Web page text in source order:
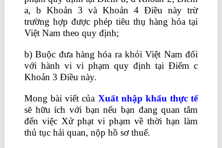
a, b Khoản 3 và Khoản 4 Điều này trừ
trường hợp được phép tiêu thụ hàng hóa tại
Việt Nam theo quy định;
b) Buộc đưa hàng hóa ra khỏi Việt Nam đối
với hành vi vi phạm quy định tại Điểm c
Khoản 3 Điều này.
Mong bài viết của Xuất nhập khẩu thực tế
sẽ hữu ích với bạn nếu bạn đang quan tâm
đến việc Xử phạt vi phạm về thời hạn làm
thủ tục hải quan, nộp hồ sơ thuế.